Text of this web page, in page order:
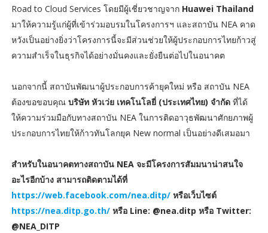
Road to Cloud Services โดยมีผู้เชี่ยวชาญจาก Huawei Thailand
มาให้ความรู้แก่ผู้ที่เข้าร่วมอบรมในโครงการฯ และสถาบัน NEA คาด
หวังเป็นอย่างยิ่งว่าโครงการนี้จะมีส่วนช่วยให้ผู้ประกอบการไทยก้าวสู่
ความสำเร็จในธุรกิจได้อย่างมั่นคงและยั่งยืนต่อไปในอนาคต
นอกจากนี้ สถาบันพัฒนาผู้ประกอบการค้ายุคใหม่ หรือ สถาบัน NEA
ต้องขอขอบคุณ บริษัท หัวเว่ย เทคโนโลยี่ (ประเทศไทย) จํากัด ที่ได้
ให้ความร่วมมือกับทางสถาบัน NEA ในการติดอาวุธพัฒนาศักยภาพผู้
ประกอบการไทยให้ก้าวทันโลกยุค New normal เป็นอย่างดีเสมอมา
สำหรับในอนาคตทางสถาบัน NEA จะมีโครงการสัมมนาน่าสนใจ
อะไรอีกบ้าง สามารถติดตามได้ที่
https://web.facebook.com/nea.ditp/หรือเว็บไซต์
https://nea.ditp.go.th/หรือ Line: @nea.ditp หรือ Twitter:
@NEA_DITP